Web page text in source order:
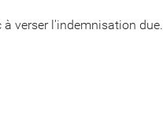
verser l'indemnisation due.